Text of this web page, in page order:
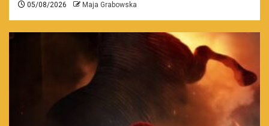
05/08/2026 Maja Grabowska